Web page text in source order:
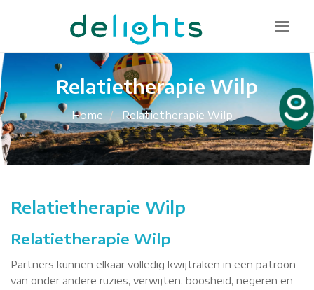
085 130 1482
info@delights.nu
Relatietherapie Wilp
Home Relatietherapie Wilp
Relatietherapie Wilp
Relatietherapie Wilp
Partners kunnen elkaar volledig kwijtraken in een patroon
van onder andere ruzies, verwijten, boosheid, negeren en